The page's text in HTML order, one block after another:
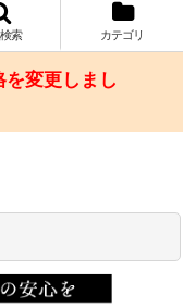
索 カテゴリ
変更しまし